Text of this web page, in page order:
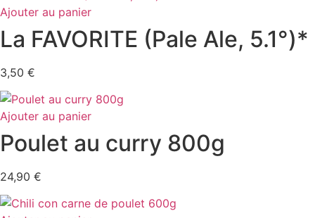
Ajouter au panier
La FAVORITE (Pale Ale, 5.1°)*
3,50 €
Ajouter au panier
Poulet au curry 800g
24,90 €